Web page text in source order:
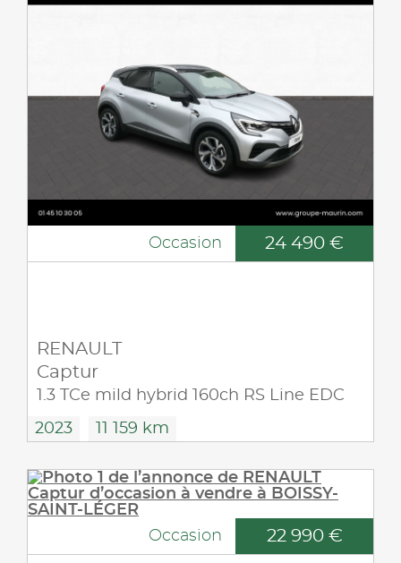
Occasion 24 490 €
RENAULT
Captur
1.3 TCe mild hybrid 160ch RS Line EDC
2023 11 159 km
Occasion 22 990 €